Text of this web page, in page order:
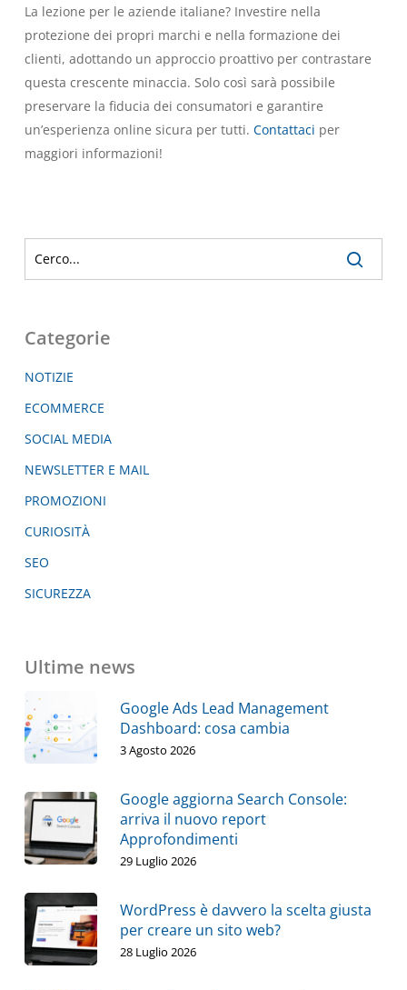
La lezione per le aziende italiane? Investire nella
protezione dei propri marchi e nella formazione dei
clienti, adottando un approccio proattivo per contrastare
questa crescente minaccia. Solo così sarà possibile
preservare la fiducia dei consumatori e garantire
un’esperienza online sicura per tutti. Contattaci per
maggiori informazioni!
Categorie
NOTIZIE
ECOMMERCE
SOCIAL MEDIA
NEWSLETTER E MAIL
PROMOZIONI
CURIOSITÀ
SEO
SICUREZZA
Ultime news
Google Ads Lead Management
Dashboard: cosa cambia
3 Agosto 2026
Google aggiorna Search Console:
arriva il nuovo report
Approfondimenti
29 Luglio 2026
WordPress è davvero la scelta giusta
per creare un sito web?
28 Luglio 2026